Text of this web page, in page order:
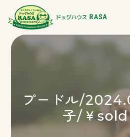
プードル/
子/￥